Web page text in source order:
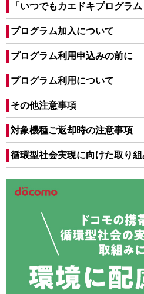
「いつでもカエドキプログラ
プログラム加入について
プログラム利用申込みの前に
プログラム利用について
その他注意事項
対象機種ご返却時の注意事項
循環型社会実現に向けた取り組